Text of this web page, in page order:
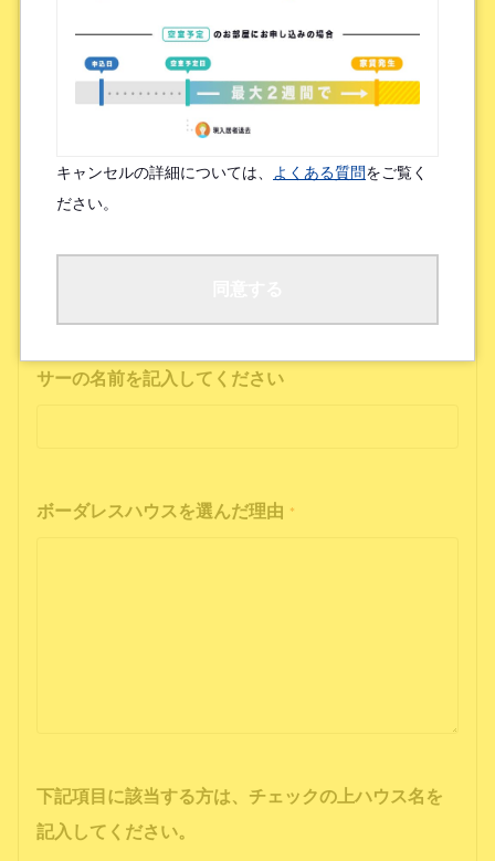
検索エンジン（Google／Yahoo! など）
広告を見て（Google広告／SNS広告 など）
物件ポータルサイト
ブログやWeb記事を読んで
友人/知人からの口コミ
所属先からの紹介
SNSインフルエンサーの投稿を見た
サーの名前を記入してください
ボーダレスハウスを選んだ理由 *
下記項目に該当する方は、チェックの上ハウス名を
記入してください。
キャンセルの詳細については、 よくある質問をご覧く
ださい。